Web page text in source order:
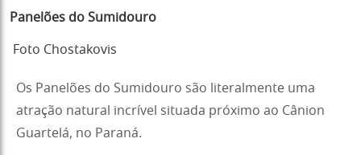
Panelões do Sumidouro
Foto Chostakovis
Os Panelões do Sumidouro são literalmente uma
atração natural incrível situada próximo ao Cânion
Guartelá, no Paraná.